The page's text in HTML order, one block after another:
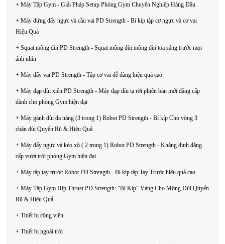
+ Máy Tập Gym - Giải Pháp Setup Phòng Gym Chuyên Nghiệp Hàng Đầu
+ Máy đứng đẩy ngực và cầu vai PD Strength - Bí kíp tập cơ ngực và cơ vai
Hiệu Quả
+ Squat mông đùi PD Strength - Squat mông đùi mông đùi tỏa sáng trước mọi
ánh nhìn
+ Máy đẩy vai PD Strength - Tập cơ vai dễ dàng hiệu quả cao
+ Máy đạp đùi xiên PD Strength - Máy đạp đùi tạ rời phiên bản mới đẳng cấp
dành cho phòng Gym hiện đại
+ Máy gánh đùi đa năng (3 trong 1) Robot PD Strength - Bí kíp Cho vòng 3
chân đùi Quyến Rũ & Hiệu Quả
+ Máy đẩy ngực và kéo xô ( 2 trong 1) Robot PD Strength - Khẳng định đẳng
cấp vượt trội phòng Gym hiện đại
+ Máy tập tay trước Robot PD Strength - Bí kíp tập Tay Trước hiệu quả cao
+ Máy Tập Gym Hip Thrust PD Strength: "Bí Kíp" Vàng Cho Mông Đùi Quyến
Rũ & Hiệu Quả
+ Thiết bị công viên
+ Thiết bị ngoài trời